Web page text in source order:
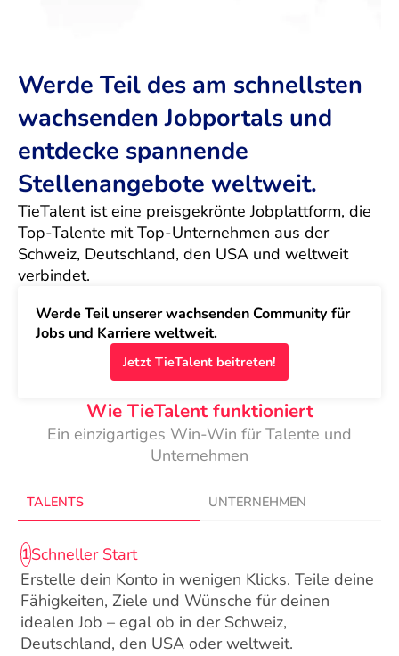
Werde Teil des am schnellsten
wachsenden Jobportals und
entdecke spannende
Stellenangebote weltweit.
TieTalent ist eine preisgekrönte Jobplattform, die
Top-Talente mit Top-Unternehmen aus der
Schweiz, Deutschland, den USA und weltweit
verbindet.
Werde Teil unserer wachsenden Community für
Jobs und Karriere weltweit.
Jetzt TieTalent beitreten!
Wie TieTalent funktioniert
Ein einzigartiges Win-Win für Talente und
Unternehmen
TALENTS UNTERNEHMEN
1Schneller Start
Erstelle dein Konto in wenigen Klicks. Teile deine
Fähigkeiten, Ziele und Wünsche für deinen
idealen Job – egal ob in der Schweiz,
Deutschland, den USA oder weltweit.